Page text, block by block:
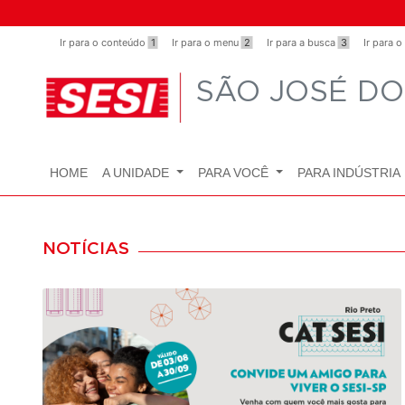
sistema
pessoas
deficiências
Ir para o conteúdo 1 Ir para o menu 2 Ir para a busca 3 Ir para
SÃO JOSÉ
HOME A UNIDADE PARA VOCÊ PARA INDÚSTRIA
NOTÍCIAS